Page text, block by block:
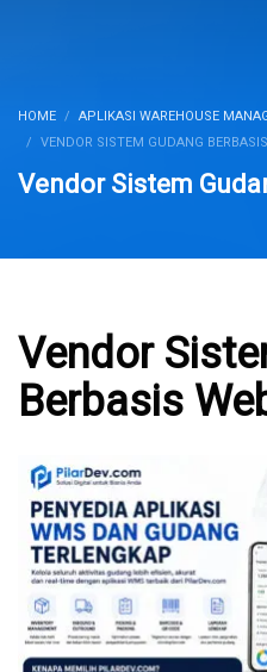
HOME
APLIKASI WAREHOUSE
VENDOR SISTEM GUDANG
Vendor Sistem
Vendor
Berbasis